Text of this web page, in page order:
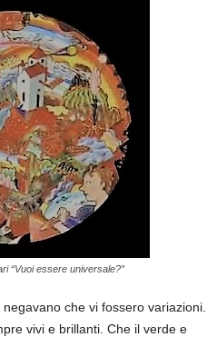
“Vuoi essere universale?”
che vi fossero variazioni.
vivi e brillanti. Che il verde e